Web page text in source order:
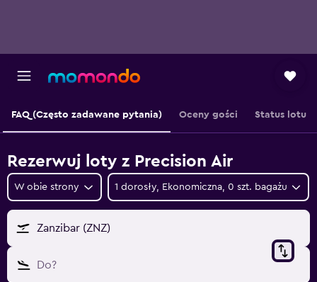
FAQ (Często zadawane pytania) Oceny gości Status lotu
Rezerwuj loty z Precision Air
W obie strony 1 dorosły, Ekonomiczna, 0 szt. bagażu
Zanzibar (ZNZ)
Do?